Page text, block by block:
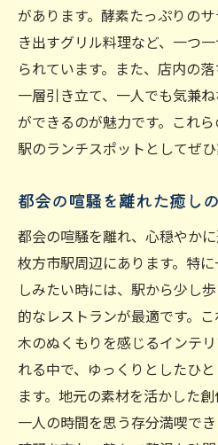
があります。酵素たっぷりの
き出すグリル料理など、一つ
られています。また、店内の
一層引き立て、一人でも気兼
ができるのが魅力です。これ
駅のランチスポットとしてぜひ
都会の喧騒を離れた癒し
都会の喧騒を離れ、心穏やか
枚方市駅周辺にあります。特
しみたい時には、駅から少し
的なレストランが最適です。
木のぬくもりを感じるインテ
れる中で、ゆっくりとしたひ
ます。地元の素材を活かした
一人の時間を思う存分満喫で